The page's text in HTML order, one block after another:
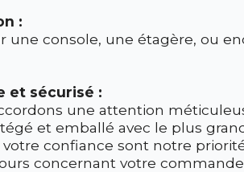
:
une console, une étagère, ou
et sécurisé :
une attention
et emballé avec le plus
confiance sont notre
concernant votre